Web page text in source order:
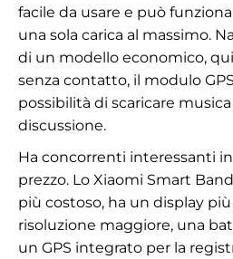
facile da usare e può
una sola carica al massimo.
di un modello economico,
senza contatto, il modulo
possibilità di scaricare
discussione.
Ha concorrenti interessanti
prezzo. Lo Xiaomi Smart
più costoso, ha un display
risoluzione maggiore, una
un GPS integrato per la